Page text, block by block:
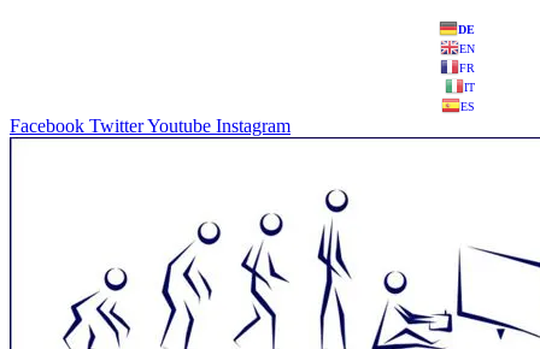
DE
EN
FR
IT
ES
Facebook TwitterYoutube Instagram